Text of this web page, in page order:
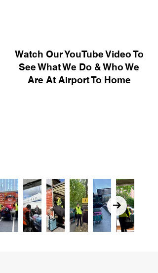
Watch Our YouTube Video To
See What We Do & Who We
Are At Airport To Home